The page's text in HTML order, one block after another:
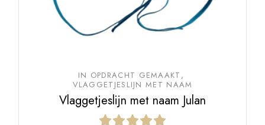
IN OPDRACHT GEMAAKT
VLAGGETJESLIJN MET NAAM
Vlaggetjeslijn met naam Julan